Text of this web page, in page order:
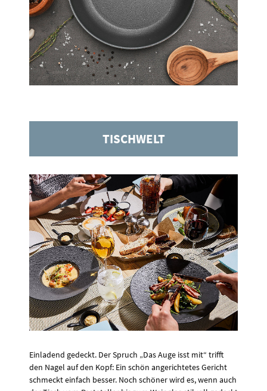
TISCHWELT
Einladend gedeckt. Der Spruch „Das Auge isst mit“ trifft
den Nagel auf den Kopf: Ein schön angerichtetes Gericht
schmeckt einfach besser. Noch schöner wird es, wenn auch